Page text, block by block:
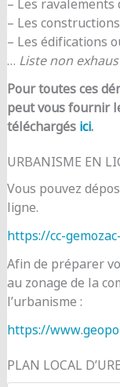
– Les ravalements
– Les
– Les édifications
… Liste non
Pour toutes ces
peut vous fournir
téléchargés ici.
URBANISME EN
Vous pouvez
ligne.
https://cc-
Afin de préparer
au zonage de la
l’urbanisme :
https://
PLAN LOCAL